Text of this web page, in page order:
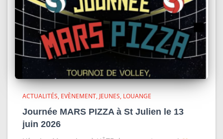
ACTUALITÉS EVÈNEMENT JEUNES LOUANGE
Journée MARS PIZZA à St Julien le 13
juin 2026